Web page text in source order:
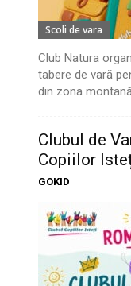
Scoli de vara
Club Natura
tabere de vară
din zona
Clubul de
Copiilor
GOKID